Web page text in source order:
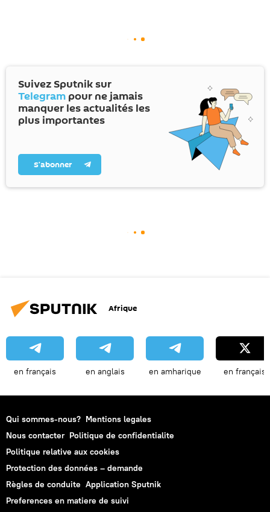
Suivez Sputnik sur
Telegram pour ne jamais
manquer les actualités les
plus importantes
S’abonner
Afrique
en français en anglais en amharique en français
Qui sommes-nous? Mentions legales
Nous contacter Politique de confidentialite
Politique relative aux cookies
Protection des données – demande
Règles de conduite Application Sputnik
Preferences en matiere de suivi